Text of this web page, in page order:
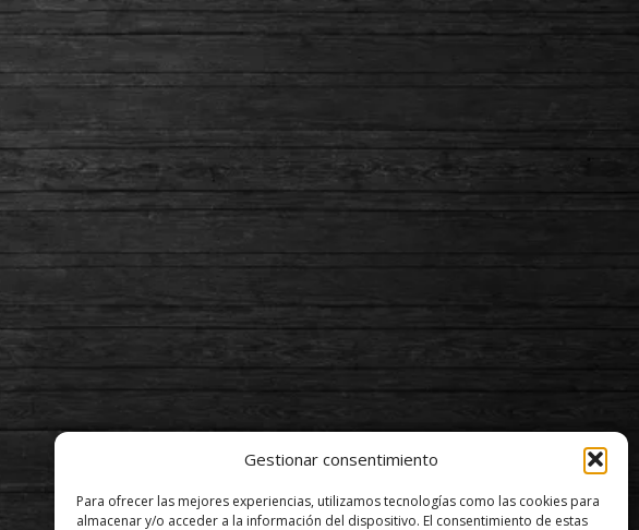
Gestionar consentimiento
Para ofrecer las mejores experiencias, utilizamos tecnologías como las cookies para
almacenar y/o acceder a la información del dispositivo. El consentimiento de estas